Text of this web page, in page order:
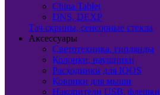
China Tablet
DNS, DEXP
Тач скрины, сенсорные стекла
Аксессуары
Светотехника, гирлянды
Колонки, наушники
Расходники для IQOS
Коврики для мыши
Накопители USB, флешки